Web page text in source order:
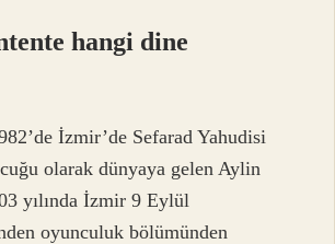
hangi dine
İzmir’de Sefarad Yahudisi
olarak dünyaya gelen Aylin
yılında İzmir 9 Eylül
oyunculuk bölümünden